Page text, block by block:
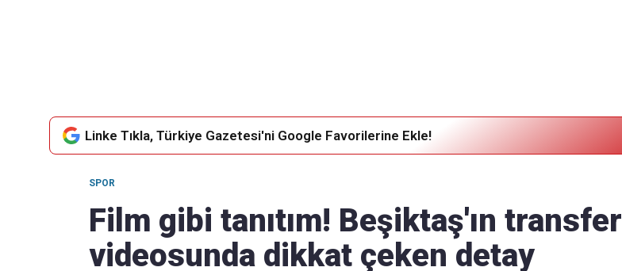
Linke Tıkla, Türkiye Gazetesi'ni Google Favorilerine Ekle!
SPOR
Film gibi tanıtım! Beşiktaş'ın transfer
videosunda dikkat çeken detay